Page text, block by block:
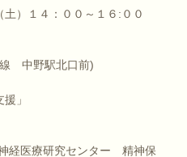
）１４：００～１６:００
線 中野駅北口前)
」
経医療研究センター 精神保